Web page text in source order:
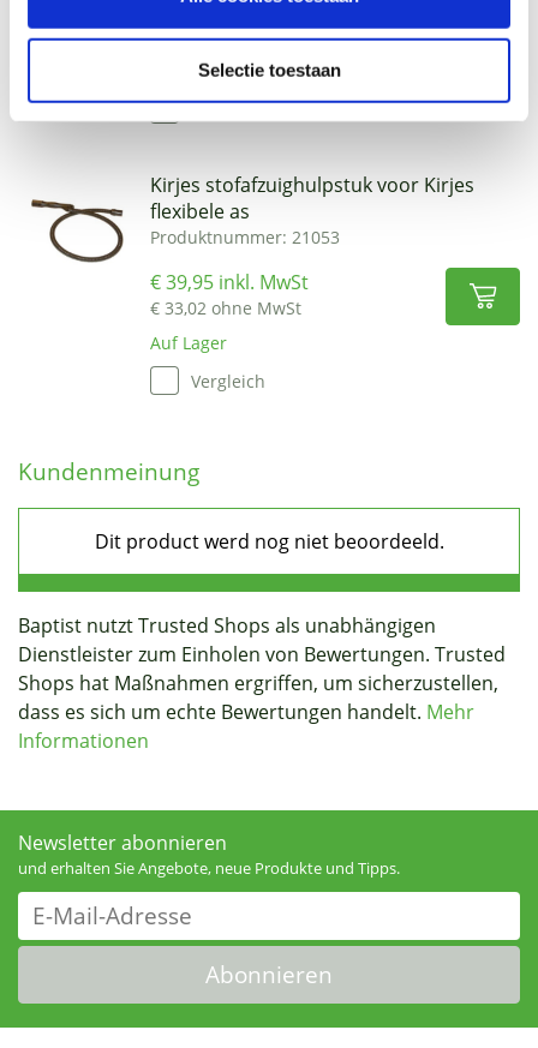
Selectie toestaan
€ 165,00 inkl. MwSt
€ 136,36 ohne MwSt
Auf Lager
Vergleich
Kirjes stofafzuighulpstuk voor Kirjes
flexibele as
Produktnummer: 21053
€ 39,95 inkl. MwSt
€ 33,02 ohne MwSt
Auf Lager
Vergleich
Kundenmeinung
Baptist nutzt Trusted Shops als unabhängigen
Dienstleister zum Einholen von Bewertungen. Trusted
Shops hat Maßnahmen ergriffen, um sicherzustellen,
dass es sich um echte Bewertungen handelt. Mehr
Informationen
Newsletter abonnieren
und erhalten Sie Angebote, neue Produkte und Tipps.
Abonnieren